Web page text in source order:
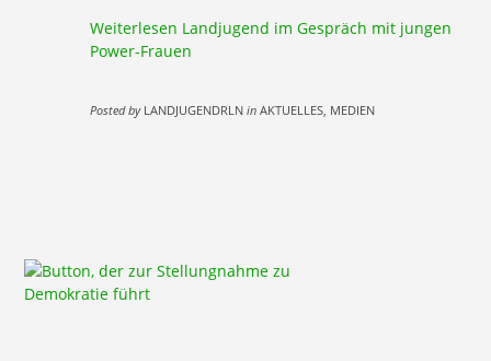
Weiterlesen Landjugend im Gespräch mit jungen
Power-Frauen
Posted by LANDJUGENDRLN in AKTUELLES, MEDIEN